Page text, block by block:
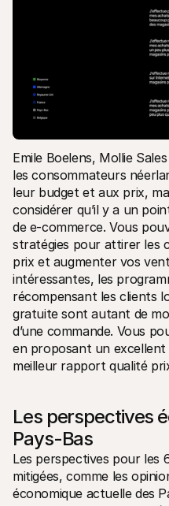
Emile Boelens, Mollie
les consommateurs
leur budget et aux prix,
considérer qu’il y a un
de e-commerce. Vous
stratégies pour attirer les
prix et augmenter vos
intéressantes, les
récompensant les clients
gratuite sont autant de
d’une commande. Vous
en proposant un
meilleur rapport qualité
Les perspectives
Pays-Bas
Les perspectives pour les
mitigées, comme les
économique actuelle des